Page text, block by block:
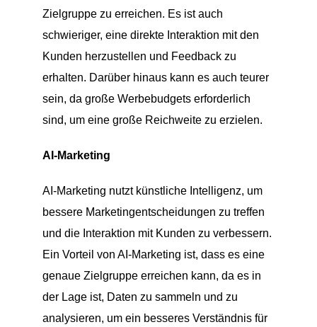
Zielgruppe zu erreichen. Es ist auch
schwieriger, eine direkte Interaktion mit den
Kunden herzustellen und Feedback zu
erhalten. Darüber hinaus kann es auch teurer
sein, da große Werbebudgets erforderlich
sind, um eine große Reichweite zu erzielen.
AI-Marketing
AI-Marketing nutzt künstliche Intelligenz, um
bessere Marketingentscheidungen zu treffen
und die Interaktion mit Kunden zu verbessern.
Ein Vorteil von AI-Marketing ist, dass es eine
genaue Zielgruppe erreichen kann, da es in
der Lage ist, Daten zu sammeln und zu
analysieren, um ein besseres Verständnis für